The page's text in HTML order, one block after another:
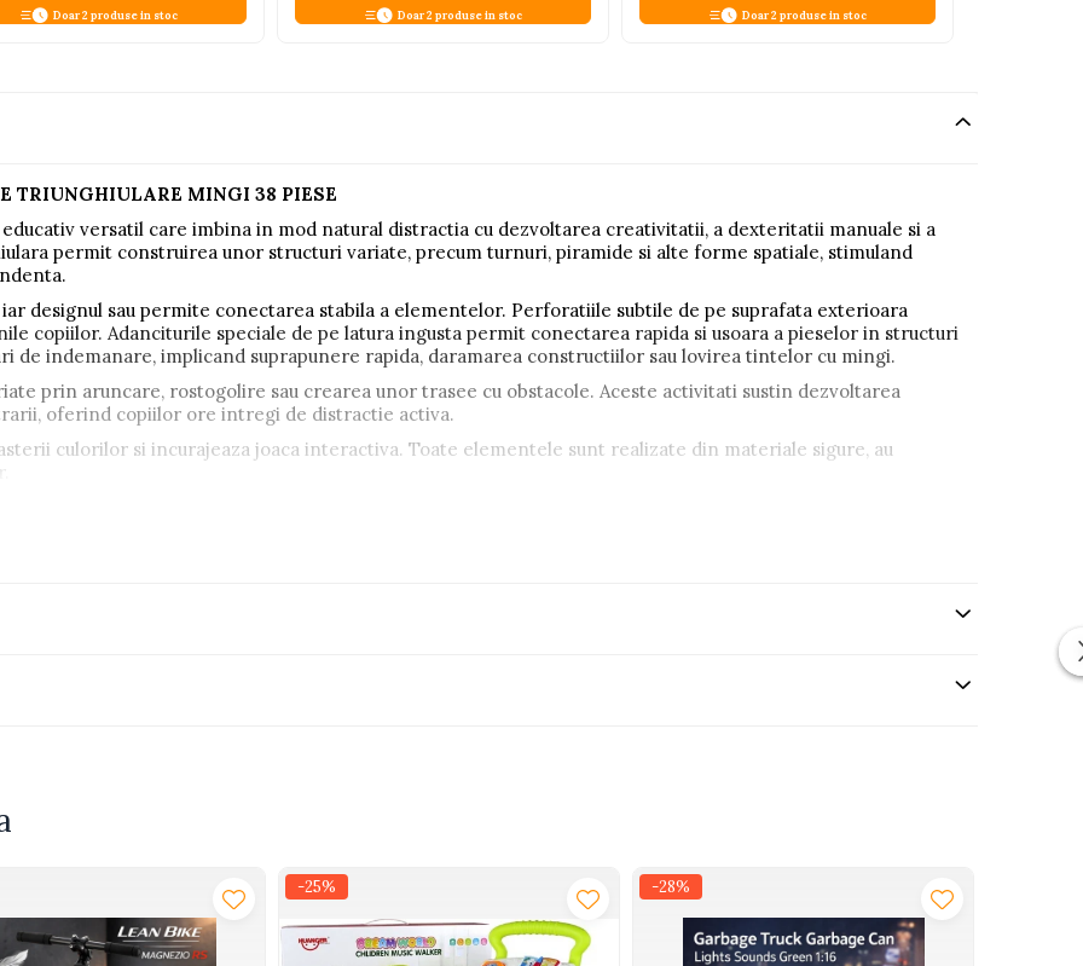
Doar 2 produse in stoc Doar 2 produse in stoc Doar 2 produse in stoc
TRIUNGHIULARE MINGI 38 PIESE
educativ versatil care imbina in mod natural distractia cu dezvoltarea creativitatii, a dexteritatii manuale si a
permit construirea unor structuri variate, precum turnuri, piramide si alte forme spatiale, stimuland
designul sau permite conectarea stabila a elementelor. Perforatiile subtile de pe suprafata exterioara
copiilor. Adanciturile speciale de pe latura ingusta permit conectarea rapida si usoara a pieselor in structuri
de indemanare, implicand suprapunere rapida, daramarea constructiilor sau lovirea tintelor cu mingi.
prin aruncare, rostogolire sau crearea unor trasee cu obstacole. Aceste activitati sustin dezvoltarea
oferind copiilor ore intregi de distractie activa.
culorilor si incurajeaza joaca interactiva. Toate elementele sunt realizate din materiale sigure, au
-25% -28%